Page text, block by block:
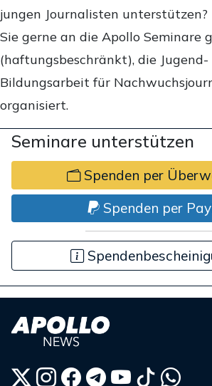
jungen Journalisten unterstützen?
Sie gerne an die Apollo Seminare
(haftungsbeschränkt), die Jugend-
Bildungsarbeit für
organisiert.
Seminare unterstützen
Spenden per
Spenden per